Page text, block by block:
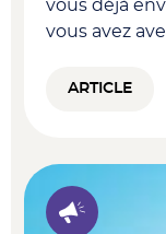
vous déjà
vous avez
ARTICLE